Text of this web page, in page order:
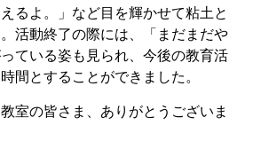
るよ。」など目を輝かせて粘土と
活動終了の際には、「まだまだや
ている姿も見られ、今後の教育活
間とすることができました。
室の皆さま、ありがとうございま